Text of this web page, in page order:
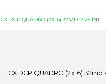
CX DCP QUADRO (2X16) 32MD P125 INT